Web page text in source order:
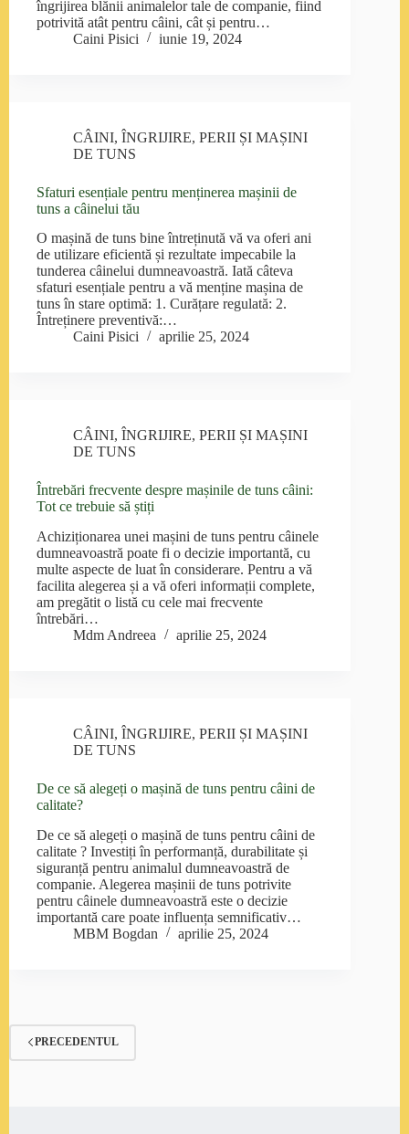
îngrijirea blănii animalelor tale de companie, fiind
potrivită atât pentru câini, cât și pentru…
Caini Pisici
iunie 19, 2024
CÂINI, ÎNGRIJIRE, PERII ȘI MAȘINI
DE TUNS
Sfaturi esențiale pentru menținerea mașinii de
tuns a câinelui tău
O mașină de tuns bine întreținută vă va oferi ani
de utilizare eficientă și rezultate impecabile la
tunderea câinelui dumneavoastră. Iată câteva
sfaturi esențiale pentru a vă menține mașina de
tuns în stare optimă: 1. Curățare regulată: 2.
Întreținere preventivă:…
Caini Pisici
aprilie 25, 2024
CÂINI, ÎNGRIJIRE, PERII ȘI MAȘINI
DE TUNS
Întrebări frecvente despre mașinile de tuns câini:
Tot ce trebuie să știți
Achiziționarea unei mașini de tuns pentru câinele
dumneavoastră poate fi o decizie importantă, cu
multe aspecte de luat în considerare. Pentru a vă
facilita alegerea și a vă oferi informații complete,
am pregătit o listă cu cele mai frecvente
întrebări…
Mdm Andreea
aprilie 25, 2024
CÂINI, ÎNGRIJIRE, PERII ȘI MAȘINI
DE TUNS
De ce să alegeți o mașină de tuns pentru câini de
calitate?
De ce să alegeți o mașină de tuns pentru câini de
calitate ? Investiți în performanță, durabilitate și
siguranță pentru animalul dumneavoastră de
companie. Alegerea mașinii de tuns potrivite
pentru câinele dumneavoastră este o decizie
importantă care poate influența semnificativ…
MBM Bogdan
aprilie 25, 2024
PRECEDENTUL